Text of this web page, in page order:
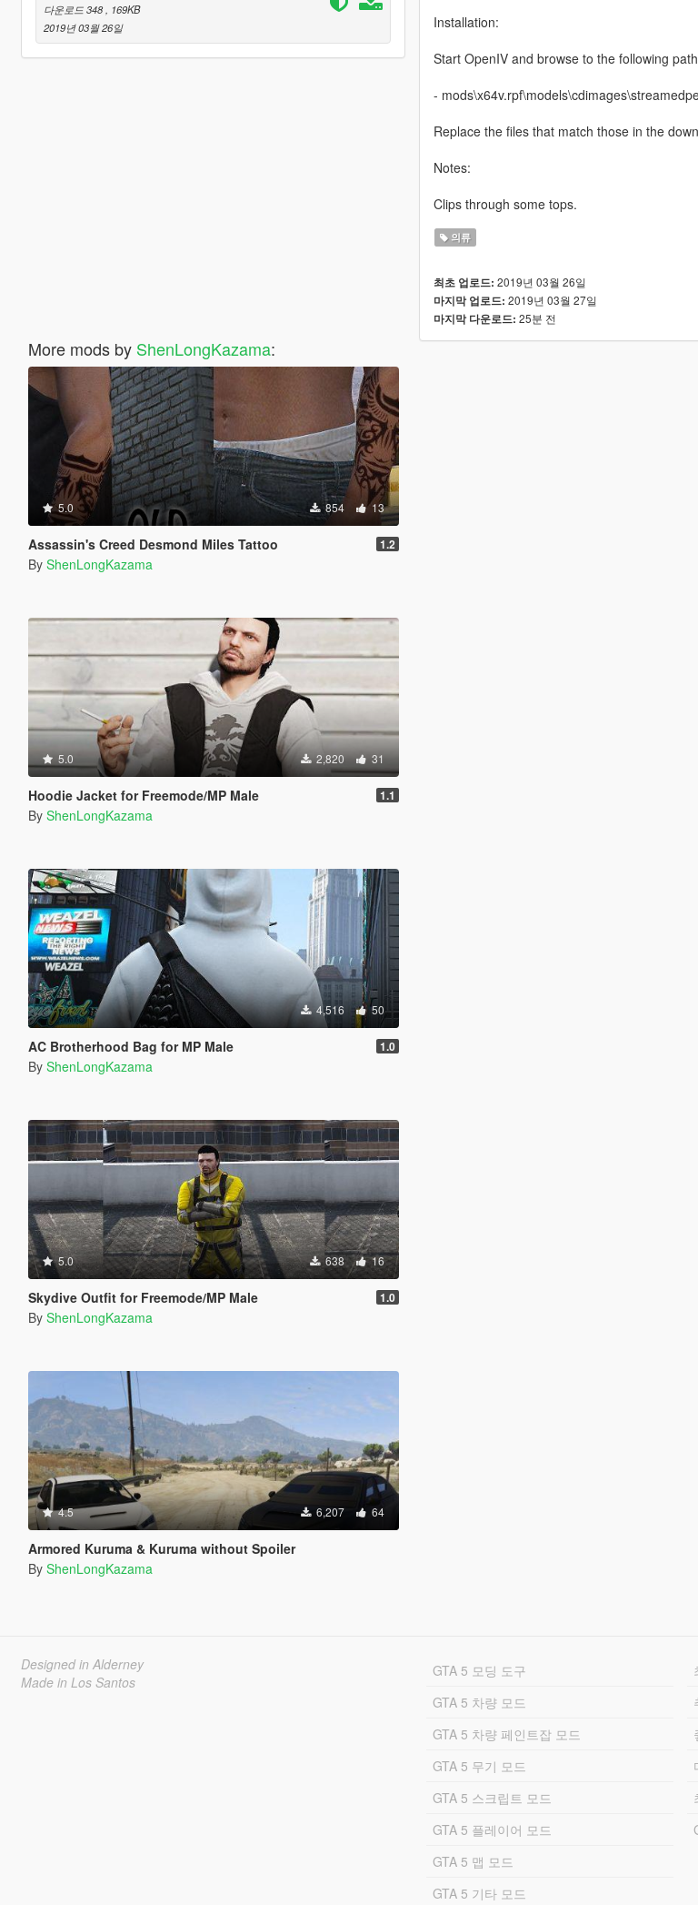
다운로드 348 , 169KB
2019년 03월 26일
More mods by ShenLongKazama:
5.0 854 13
Assassin's Creed Desmond Miles Tattoo 1.2
By ShenLongKazama
5.0 2,820 31
Hoodie Jacket for Freemode/MP Male 1.1
By ShenLongKazama
4,516 50
AC Brotherhood Bag for MP Male 1.0
By ShenLongKazama
5.0 638 16
Skydive Outfit for Freemode/MP Male 1.0
By ShenLongKazama
4.5 6,207 64
Armored Kuruma & Kuruma without Spoiler
By ShenLongKazama
Installation:
Start OpenIV and browse to the following path
-
Replace the files that match those in the
Notes:
Clips through some tops.
의류
최초 업로드: 2019년 03월 26일
마지막 업로드: 2019년 03월 27일
마지막 다운로드: 25분 전
Designed in Alderney
Made in Los Santos
GTA 5 모딩 도구
GTA 5 차량 모드
GTA 5 차량 페인트잡 모드
GTA 5 무기 모드
GTA 5 스크립트 모드
GTA 5 플레이어 모드
GTA 5 맵 모드
GTA 5 기타 모드